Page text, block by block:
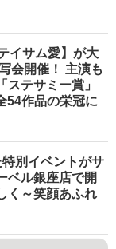
イサム愛】が大
会開催！ 主演も
テサミー賞」
54作品の栄冠に
別イベントがサ
ベル銀座店で開
く～笑顔あふれ